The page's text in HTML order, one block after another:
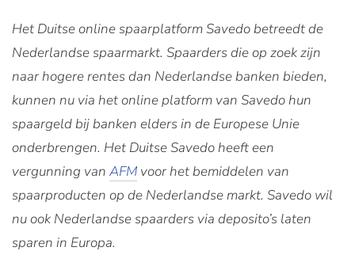
Het Duitse online spaarplatform Savedo betreedt de
Nederlandse spaarmarkt. Spaarders die op zoek zijn
naar hogere rentes dan Nederlandse banken bieden,
kunnen nu via het online platform van Savedo hun
spaargeld bij banken elders in de Europese Unie
onderbrengen. Het Duitse Savedo heeft een
vergunning van AFM voor het bemiddelen van
spaarproducten op de Nederlandse markt. Savedo wil
nu ook Nederlandse spaarders via deposito’s laten
sparen in Europa.